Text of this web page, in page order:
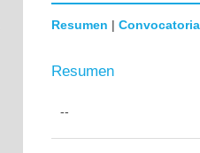
Resumen | Convocatoria
Resumen
--